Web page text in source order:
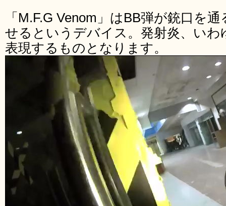
「M.F.G Venom」はBB弾が銃口を
せるというデバイス。発射炎、い
表現するものとなります。